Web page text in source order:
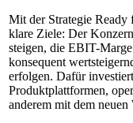
Mit der Strategie
klare Ziele: Der
steigen, die EBIT-
konsequent
erfolgen. Dafür
Produktplattformen,
anderem mit dem neuen